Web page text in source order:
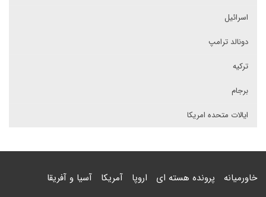
اسرائیل
دونالد ترامپ
ترکیه
برجام
ایالات متحده امریکا
خاورمیانه پرونده هسته ای اروپا آمریکا آسیا و آفریقا